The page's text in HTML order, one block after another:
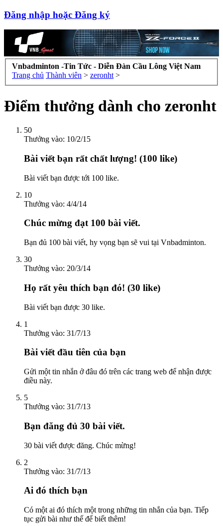
Đăng nhập hoặc Đăng ký
Vnbadminton -Tin Tức - Diễn Đàn Cầu Lông Việt Nam
Trang chủ Thành viên > zeronht >
Điểm thưởng dành cho zeronht
50
Thưởng vào: 10/2/15
Bài viết bạn rất chất lượng! (100 like)
Bài viết bạn được tới 100 like.
10
Thưởng vào: 4/4/14
Chúc mừng đạt 100 bài viết.
Bạn đủ 100 bài viết, hy vọng bạn sẽ vui tại Vnbadminton.
30
Thưởng vào: 20/3/14
Họ rất yêu thích bạn đó! (30 like)
Bài viết bạn được 30 like.
1
Thưởng vào: 31/7/13
Bài viết đầu tiên của bạn
Gửi một tin nhắn ở đâu đó trên các trang web để nhận được
điều này.
5
Thưởng vào: 31/7/13
Bạn đăng đủ 30 bài viết.
30 bài viết được đăng. Chúc mừng!
2
Thưởng vào: 31/7/13
Ai đó thích bạn
Có một ai đó thích một trong những tin nhắn của bạn. Tiếp
tục gửi bài như thế để biết thêm!